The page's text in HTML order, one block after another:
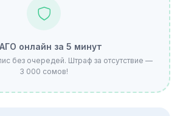
онлайн за 5 минут
без очередей. Штраф за отсутствие —
3 000 сомов!